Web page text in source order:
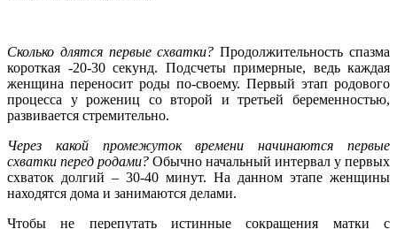
Сколько длятся первые схватки? Продолжительность спазма
короткая -20-30 секунд. Подсчеты примерные, ведь каждая
женщина переносит роды по-своему. Первый этап родового
процесса у рожениц со второй и третьей беременностью,
развивается стремительно.
Через какой промежуток времени начинаются первые
схватки перед родами? Обычно начальный интервал у первых
схваток долгий – 30-40 минут. На данном этапе женщины
находятся дома и занимаются делами.
Чтобы не перепутать истинные сокращения матки с